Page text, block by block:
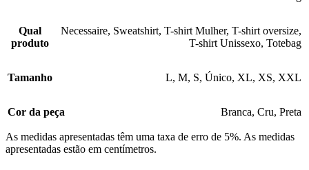
Qual
produto
Necessaire, Sweatshirt, T-shirt Mulher, T-shirt oversize,
T-shirt Unissexo, Totebag
Tamanho L, M, S, Único, XL, XS, XXL
Cor da peça Branca, Cru, Preta
As medidas apresentadas têm uma taxa de erro de 5%. As medidas
apresentadas estão em centímetros.